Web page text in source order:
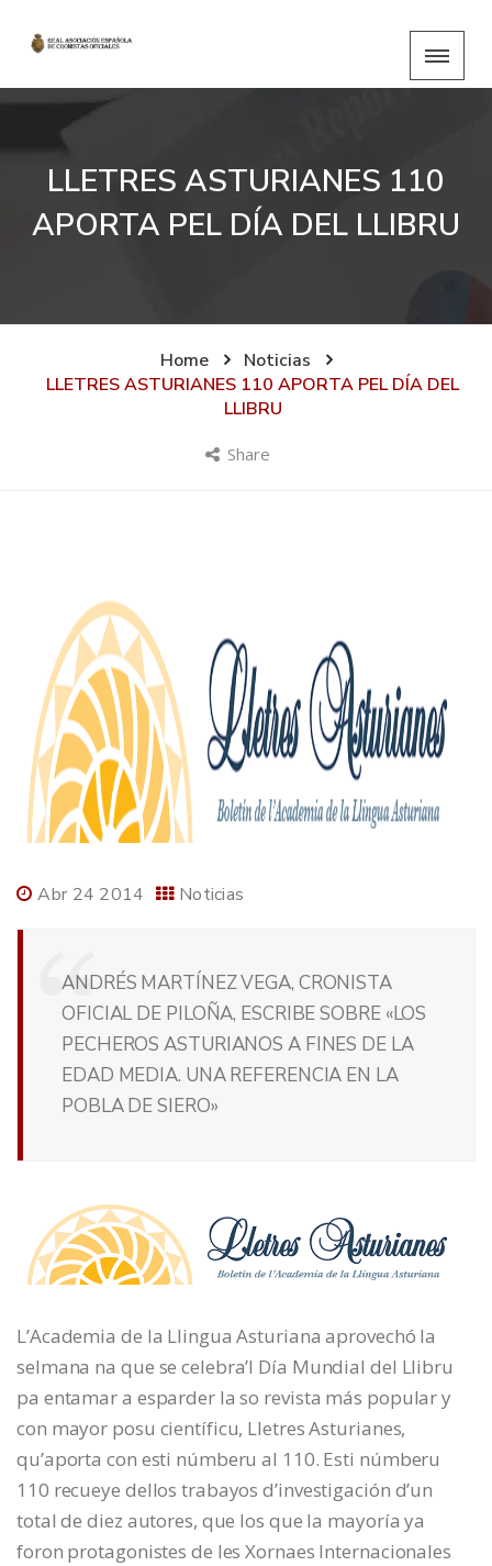
LLETRES ASTURIANES 110
APORTA PEL DÍA DEL LLIBRU
Home
Noticias
LLETRES ASTURIANES 110 APORTA PEL DÍA DEL
LLIBRU
Share
Abr 24 2014 Noticias
ANDRÉS MARTÍNEZ VEGA, CRONISTA
OFICIAL DE PILOÑA, ESCRIBE SOBRE «LOS
PECHEROS ASTURIANOS A FINES DE LA
EDAD MEDIA. UNA REFERENCIA EN LA
POBLA DE SIERO»
L’Academia de la Llingua Asturiana aprovechó la
selmana na que se celebra’l Día Mundial del Llibru
pa entamar a esparder la so revista más popular y
con mayor posu científicu, Lletres Asturianes,
qu’aporta con esti númberu al 110. Esti númberu
110 recueye dellos trabayos d’investigación d’un
total de diez autores, que los que la mayoría ya
foron protagonistes de les Xornaes Internacionales